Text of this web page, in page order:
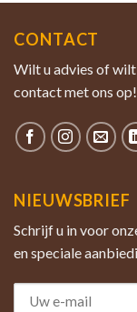
CONTACT
Wilt u advies of wilt
contact met ons op!
NIEUWSBRIEF
Schrijf u in voor
en speciale